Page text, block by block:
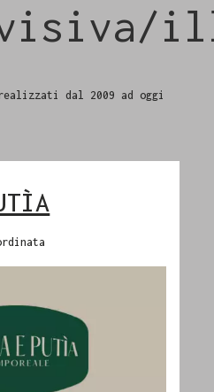
dal 2009 ad oggi